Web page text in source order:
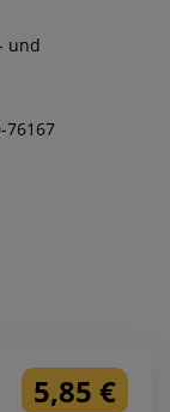
und
76167
5,85 €